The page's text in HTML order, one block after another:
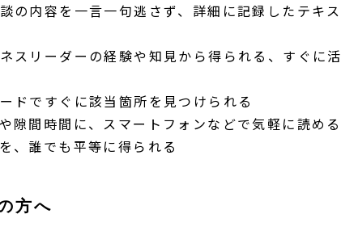
の内容を一言一句逃さず、詳細に記録したテキス
スリーダーの経験や知見から得られる、すぐに活
ドですぐに該当箇所を見つけられる
隙間時間に、スマートフォンなどで気軽に読める
、誰でも平等に得られる
方へ